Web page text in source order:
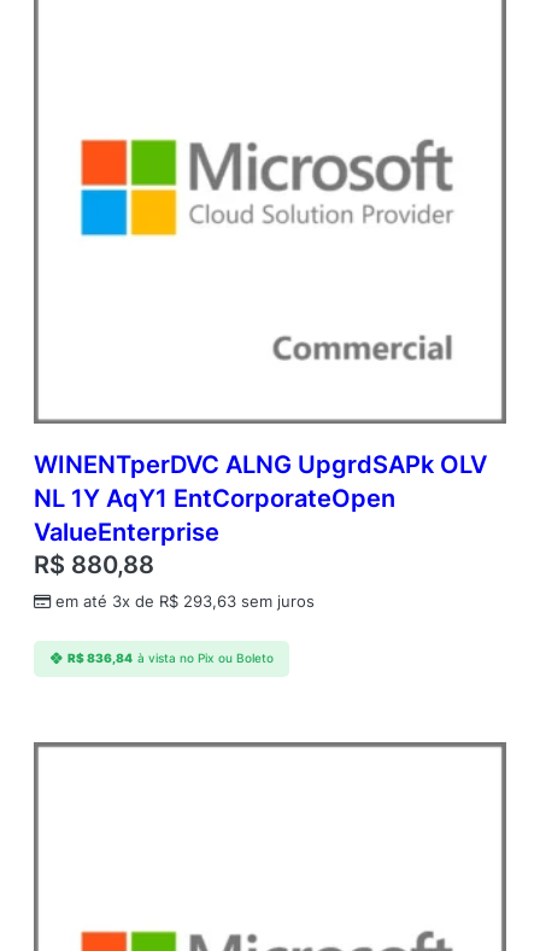
WINENTperDVC ALNG UpgrdSAPk OLV
NL 1Y AqY1 EntCorporateOpen
ValueEnterprise
R$ 880,88
em até 3x de R$ 293,63 sem juros
R$836,84 à vista no Pix ou Boleto